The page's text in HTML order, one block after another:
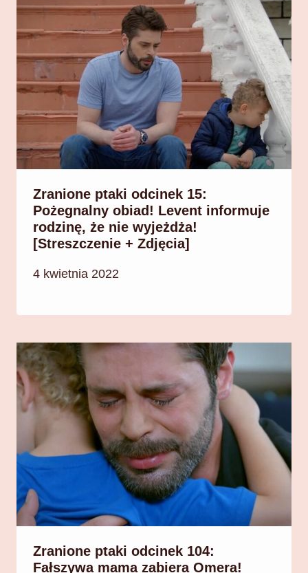
Zranione ptaki odcinek 15:
Pożegnalny obiad! Levent informuje
rodzinę, że nie wyjeżdża!
[Streszczenie + Zdjęcia]
4 kwietnia 2022
Zranione ptaki odcinek 104:
Fałszywa mama zabiera Omera!